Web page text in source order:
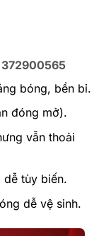
372900565
bóng, bền bỉ.
đóng mở).
vẫn thoải
dễ tùy biến.
dễ vệ sinh.